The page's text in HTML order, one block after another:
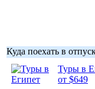
Куда поехать в
Туры в
от $649